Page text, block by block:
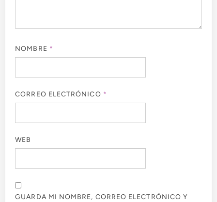
NOMBRE *
CORREO ELECTRÓNICO *
WEB
GUARDA MI NOMBRE, CORREO ELECTRÓNICO Y